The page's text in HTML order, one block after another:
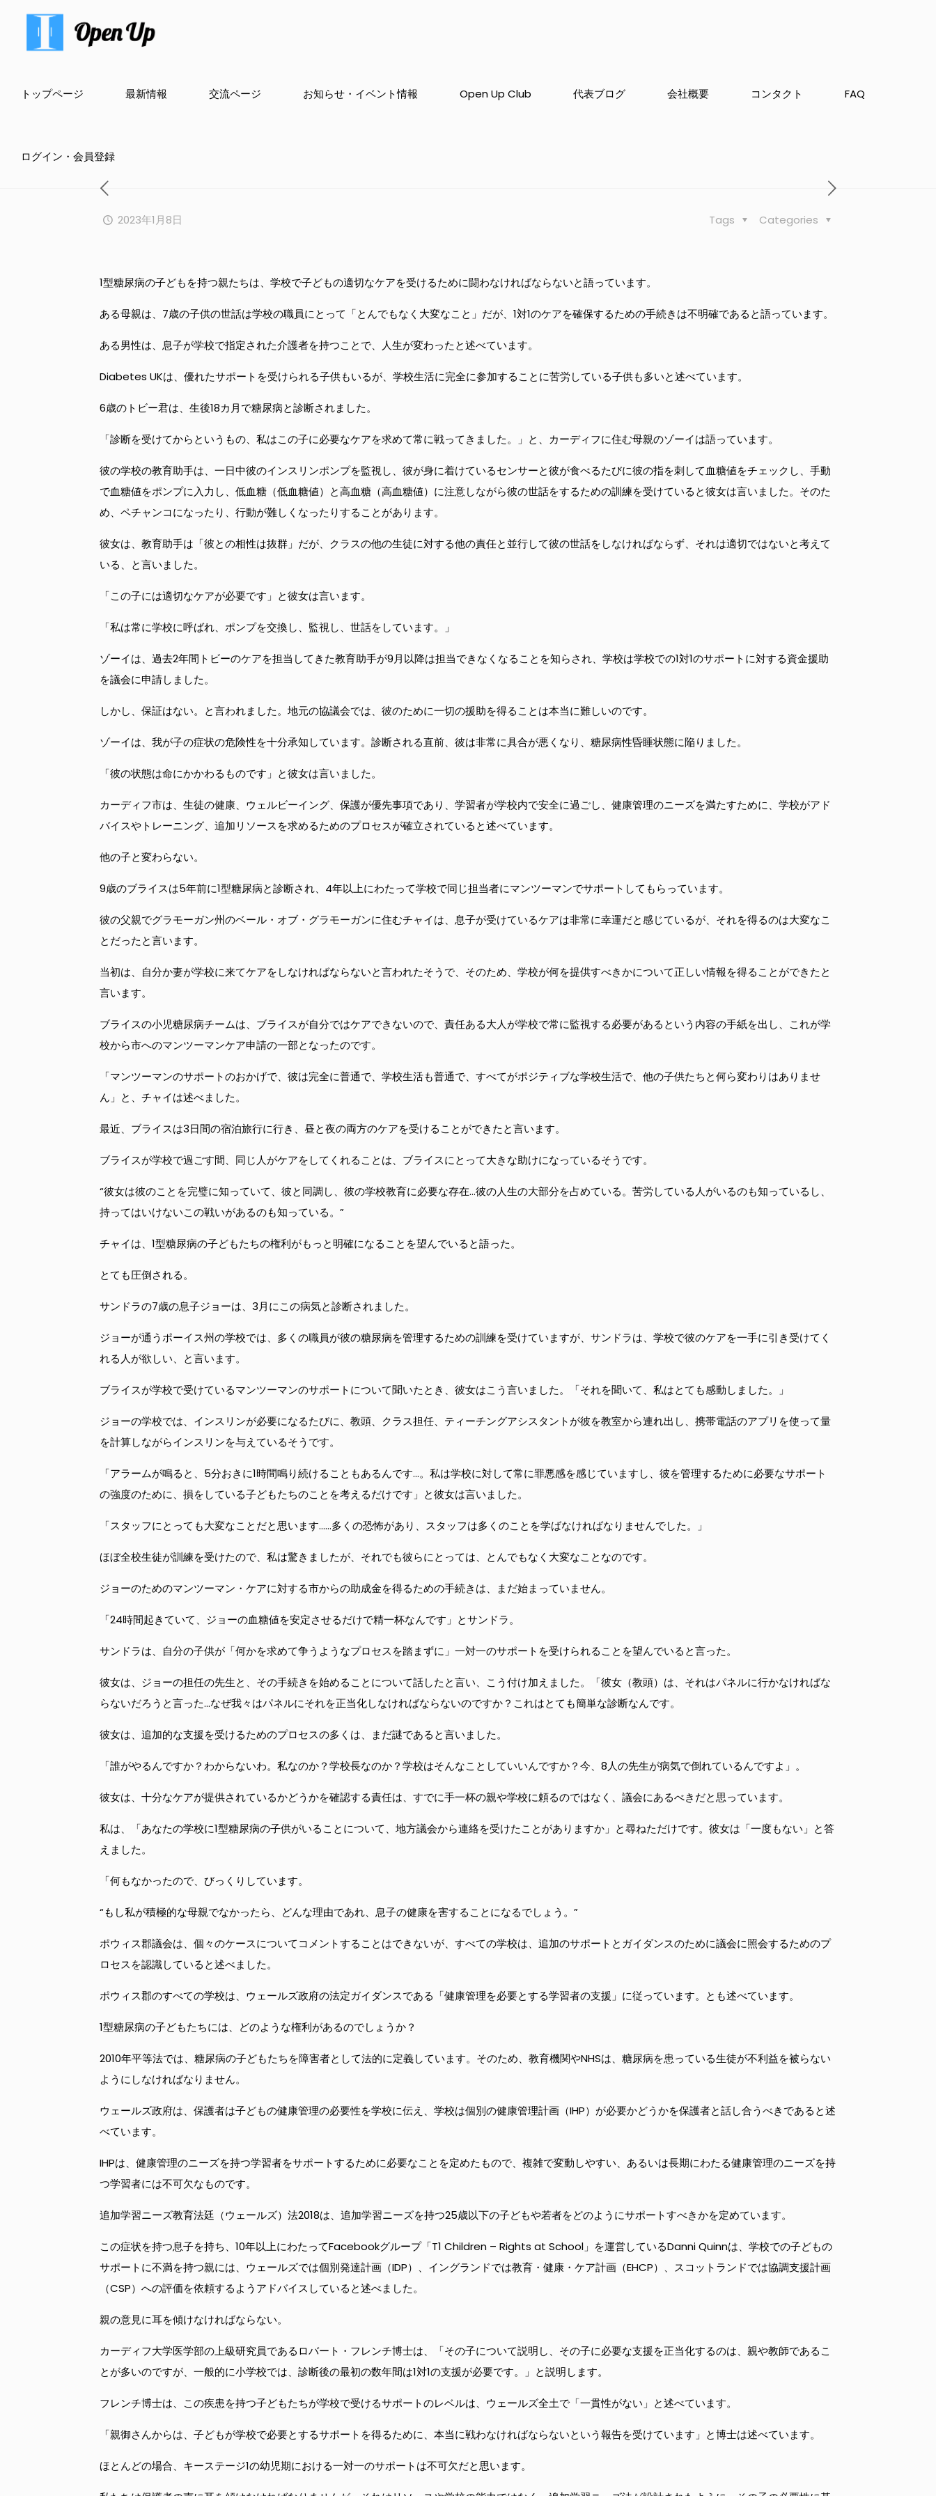
トップページ 最新情報 交流ページ お知らせ・イベント情報 Open Up Club 代表ブログ 会社概要 コンタクト FAQ
ログイン・会員登録
2023年1月8日 Categories
Tags
1型糖尿病の子どもを持つ親たちは、学校で子どもの適切なケアを受けるために闘わなければならないと語っています。
ある母親は、7歳の子供の世話は学校の職員にとって「とんでもなく大変なこと」だが、1対1のケアを確保するための手続きは不明確であると語っています。
ある男性は、息子が学校で指定された介護者を持つことで、人生が変わったと述べています。
Diabetes UKは、優れたサポートを受けられる子供もいるが、学校生活に完全に参加することに苦労している子供も多いと述べています。
6歳のトビー君は、生後18カ月で糖尿病と診断されました。
「診断を受けてからというもの、私はこの子に必要なケアを求めて常に戦ってきました。」と、カーディフに住む母親のゾーイは語っています。
彼の学校の教育助手は、一日中彼のインスリンポンプを監視し、彼が身に着けているセンサーと彼が食べるたびに彼の指を刺して血糖値をチェックし、手動
で血糖値をポンプに入力し、低血糖（低血糖値）と高血糖（高血糖値）に注意しながら彼の世話をするための訓練を受けていると彼女は言いました。そのた
め、ペチャンコになったり、行動が難しくなったりすることがあります。
彼女は、教育助手は「彼との相性は抜群」だが、クラスの他の生徒に対する他の責任と並行して彼の世話をしなければならず、それは適切ではないと考えて
いる、と言いました。
「この子には適切なケアが必要です」と彼女は言います。
「私は常に学校に呼ばれ、ポンプを交換し、監視し、世話をしています。」
ゾーイは、過去2年間トビーのケアを担当してきた教育助手が9月以降は担当できなくなることを知らされ、学校は学校での1対1のサポートに対する資金援助
を議会に申請しました。
しかし、保証はない。と言われました。地元の協議会では、彼のために一切の援助を得ることは本当に難しいのです。
ゾーイは、我が子の症状の危険性を十分承知しています。診断される直前、彼は非常に具合が悪くなり、糖尿病性昏睡状態に陥りました。
「彼の状態は命にかかわるものです」と彼女は言いました。
カーディフ市は、生徒の健康、ウェルビーイング、保護が優先事項であり、学習者が学校内で安全に過ごし、健康管理のニーズを満たすために、学校がアド
バイスやトレーニング、追加リソースを求めるためのプロセスが確立されていると述べています。
他の子と変わらない。
9歳のブライスは5年前に1型糖尿病と診断され、4年以上にわたって学校で同じ担当者にマンツーマンでサポートしてもらっています。
彼の父親でグラモーガン州のベール・オブ・グラモーガンに住むチャイは、息子が受けているケアは非常に幸運だと感じているが、それを得るのは大変なこ
とだったと言います。
当初は、自分か妻が学校に来てケアをしなければならないと言われたそうで、そのため、学校が何を提供すべきかについて正しい情報を得ることができたと
言います。
ブライスの小児糖尿病チームは、ブライスが自分ではケアできないので、責任ある大人が学校で常に監視する必要があるという内容の手紙を出し、これが学
校から市へのマンツーマンケア申請の一部となったのです。
「マンツーマンのサポートのおかげで、彼は完全に普通で、学校生活も普通で、すべてがポジティブな学校生活で、他の子供たちと何ら変わりはありませ
ん」と、チャイは述べました。
最近、ブライスは3日間の宿泊旅行に行き、昼と夜の両方のケアを受けることができたと言います。
ブライスが学校で過ごす間、同じ人がケアをしてくれることは、ブライスにとって大きな助けになっているそうです。
“彼女は彼のことを完璧に知っていて、彼と同調し、彼の学校教育に必要な存在…彼の人生の大部分を占めている。苦労している人がいるのも知っているし、
持ってはいけないこの戦いがあるのも知っている。”
チャイは、1型糖尿病の子どもたちの権利がもっと明確になることを望んでいると語った。
とても圧倒される。
サンドラの7歳の息子ジョーは、3月にこの病気と診断されました。
ジョーが通うポーイス州の学校では、多くの職員が彼の糖尿病を管理するための訓練を受けていますが、サンドラは、学校で彼のケアを一手に引き受けてく
れる人が欲しい、と言います。
ブライスが学校で受けているマンツーマンのサポートについて聞いたとき、彼女はこう言いました。「それを聞いて、私はとても感動しました。」
ジョーの学校では、インスリンが必要になるたびに、教頭、クラス担任、ティーチングアシスタントが彼を教室から連れ出し、携帯電話のアプリを使って量
を計算しながらインスリンを与えているそうです。
「アラームが鳴ると、5分おきに1時間鳴り続けることもあるんです…。私は学校に対して常に罪悪感を感じていますし、彼を管理するために必要なサポート
の強度のために、損をしている子どもたちのことを考えるだけです」と彼女は言いました。
「スタッフにとっても大変なことだと思います……多くの恐怖があり、スタッフは多くのことを学ばなければなりませんでした。」
ほぼ全校生徒が訓練を受けたので、私は驚きましたが、それでも彼らにとっては、とんでもなく大変なことなのです。
ジョーのためのマンツーマン・ケアに対する市からの助成金を得るための手続きは、まだ始まっていません。
「24時間起きていて、ジョーの血糖値を安定させるだけで精一杯なんです」とサンドラ。
サンドラは、自分の子供が「何かを求めて争うようなプロセスを踏まずに」一対一のサポートを受けられることを望んでいると言った。
彼女は、ジョーの担任の先生と、その手続きを始めることについて話したと言い、こう付け加えました。「彼女（教頭）は、それはパネルに行かなければな
らないだろうと言った…なぜ我々はパネルにそれを正当化しなければならないのですか？これはとても簡単な診断なんです。
彼女は、追加的な支援を受けるためのプロセスの多くは、まだ謎であると言いました。
「誰がやるんですか？わからないわ。私なのか？学校長なのか？学校はそんなことしていいんですか？今、8人の先生が病気で倒れているんですよ」。
彼女は、十分なケアが提供されているかどうかを確認する責任は、すでに手一杯の親や学校に頼るのではなく、議会にあるべきだと思っています。
私は、「あなたの学校に1型糖尿病の子供がいることについて、地方議会から連絡を受けたことがありますか」と尋ねただけです。彼女は「一度もない」と答
えました。
「何もなかったので、びっくりしています。
“もし私が積極的な母親でなかったら、どんな理由であれ、息子の健康を害することになるでしょう。”
ポウィス郡議会は、個々のケースについてコメントすることはできないが、すべての学校は、追加のサポートとガイダンスのために議会に照会するためのプ
ロセスを認識していると述べました。
ポウィス郡のすべての学校は、ウェールズ政府の法定ガイダンスである「健康管理を必要とする学習者の支援」に従っています。とも述べています。
1型糖尿病の子どもたちには、どのような権利があるのでしょうか？
2010年平等法では、糖尿病の子どもたちを障害者として法的に定義しています。そのため、教育機関やNHSは、糖尿病を患っている生徒が不利益を被らない
ようにしなければなりません。
ウェールズ政府は、保護者は子どもの健康管理の必要性を学校に伝え、学校は個別の健康管理計画（IHP）が必要かどうかを保護者と話し合うべきであると述
べています。
IHPは、健康管理のニーズを持つ学習者をサポートするために必要なことを定めたもので、複雑で変動しやすい、あるいは長期にわたる健康管理のニーズを持
つ学習者には不可欠なものです。
追加学習ニーズ教育法廷（ウェールズ）法2018は、追加学習ニーズを持つ25歳以下の子どもや若者をどのようにサポートすべきかを定めています。
この症状を持つ息子を持ち、10年以上にわたってFacebookグループ「T1 Children – Rights at School」を運営しているDanni Quinnは、学校での子どもの
サポートに不満を持つ親には、ウェールズでは個別発達計画（IDP）、イングランドでは教育・健康・ケア計画（EHCP）、スコットランドでは協調支援計画
（CSP）への評価を依頼するようアドバイスしていると述べました。
親の意見に耳を傾けなければならない。
カーディフ大学医学部の上級研究員であるロバート・フレンチ博士は、「その子について説明し、その子に必要な支援を正当化するのは、親や教師であるこ
とが多いのですが、一般的に小学校では、診断後の最初の数年間は1対1の支援が必要です。」と説明します。
フレンチ博士は、この疾患を持つ子どもたちが学校で受けるサポートのレベルは、ウェールズ全土で「一貫性がない」と述べています。
「親御さんからは、子どもが学校で必要とするサポートを得るために、本当に戦わなければならないという報告を受けています」と博士は述べています。
ほとんどの場合、キーステージ1の幼児期における一対一のサポートは不可欠だと思います。